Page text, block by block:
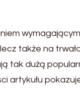
także na
tak dużą
artykułu